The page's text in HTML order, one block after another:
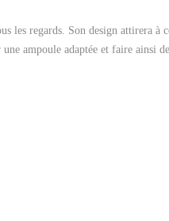
les regards. Son design attirera à
ampoule adaptée et faire ainsi